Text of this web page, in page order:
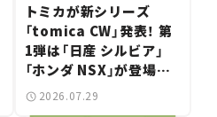
トミカが新シリーズ
「tomica CW」発表！ 第
1弾は「日産 シルビア」
「ホンダ NSX」が登場。
世界が注目す
2026.07.29